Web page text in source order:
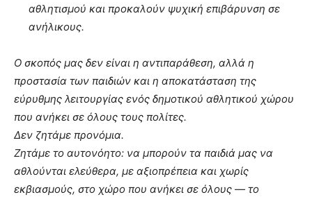
αθλητισμού και προκαλούν ψυχική επιβάρυνση σε
ανήλικους.
Ο σκοπός μας δεν είναι η αντιπαράθεση, αλλά η
προστασία των παιδιών και η αποκατάσταση της
εύρυθμης λειτουργίας ενός δημοτικού αθλητικού χώρου
που ανήκει σε όλους τους πολίτες.
Δεν ζητάμε προνόμια.
Ζητάμε το αυτονόητο: να μπορούν τα παιδιά μας να
αθλούνται ελεύθερα, με αξιοπρέπεια και χωρίς
εκβιασμούς, στο χώρο που ανήκει σε όλους — το